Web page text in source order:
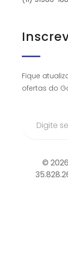
Fique
ofertas do
©